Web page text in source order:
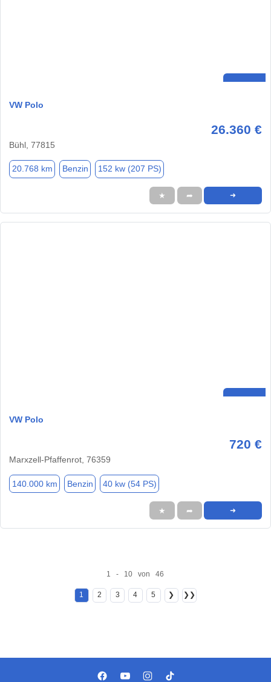
VW Polo
26.360 €
Bühl, 77815
20.768 km Benzin 152 kw (207 PS)
★ ➦ ➜
VW Polo
720 €
Marxzell-Pfaffenrot, 76359
140.000 km Benzin 40 kw (54 PS)
★ ➦ ➜
1 - 10 von 46
1 2 3 4 5 ❯ ❯❯